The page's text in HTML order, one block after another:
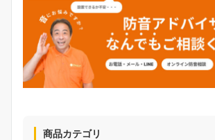
商品カテゴリ